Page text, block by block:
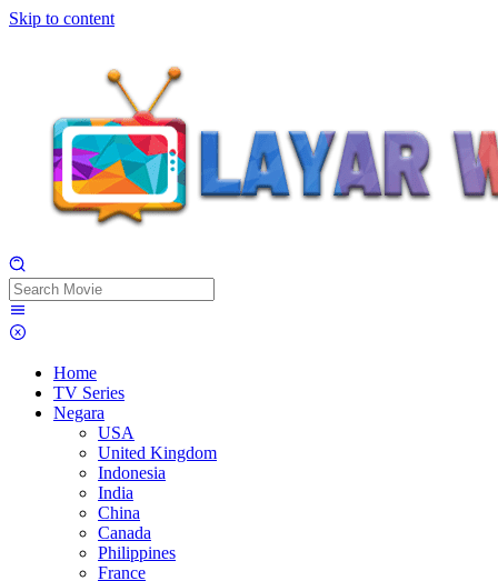
Skip to content
Home
TV Series
Negara
USA
United Kingdom
Indonesia
India
China
Canada
Philippines
France